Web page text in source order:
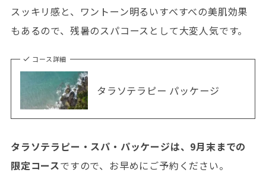
スッキリ感と、ワントーン明るいすべすべの美肌効果
もあるので、残暑のスパコースとして大変人気です。
コース詳細
タラソテラピー パッケージ
タラソテラピー・スパ・パッケージは、9月末までの
限定コースですので、お早めにご予約ください。